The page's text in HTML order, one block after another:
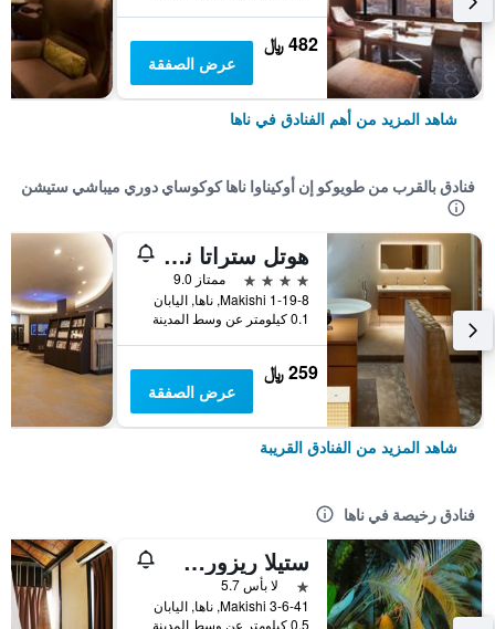
482 ﷼
عرض الصفقة
شاهد المزيد من أهم الفنادق في ناها
فنادق بالقرب من طويوكو إن أوكيناوا ناها كوكوساي دوري ميباشي ستيشن
هوتل ستراتا ناها
4 نجوم
ممتاز 9.0
Makishi 1-19-8, ناها, اليابان
0.1 كيلومتر عن وسط المدينة
259 ﷼
عرض الصفقة
شاهد المزيد من الفنادق القريبة
فنادق رخيصة في ناها
ستيلا ريزورت - دار ضيافة
نجمة واحدة
لا بأس 5.7
3-6-41 Makishi, ناها, اليابان
0.5 كيلومتر عن وسط المدينة